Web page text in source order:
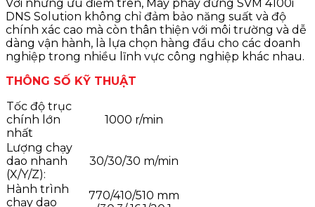
Với những ưu điểm trên, Máy phay đứng SVM 4100i
DNS Solution không chỉ đảm bảo năng suất và độ
chính xác cao mà còn thân thiện với môi trường và dễ
dàng vận hành, là lựa chọn hàng đầu cho các doanh
nghiệp trong nhiều lĩnh vực công nghiệp khác nhau.
THÔNG SỐ KỸ THUẬT
Tốc độ trục
chính lớn
nhất
1000 r/min
Lượng chạy
dao nhanh
(X/Y/Z):
30/30/30 m/min
Hành trình
chạy dao
770/410/510 mm